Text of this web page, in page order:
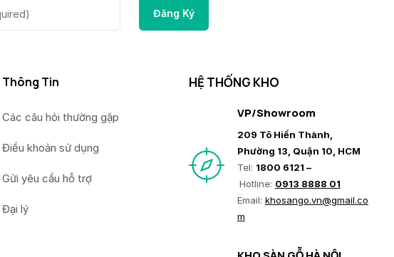
Thông Tin
Các câu hỏi thường gặp
Điều khoản sử dụng
Gửi yêu cầu hỗ trợ
Đại lý
HỆ THỐNG KHO
VP/Showroom
209 Tô Hiến Thành,
Phường 13, Quận 10, HCM
Tel: 1800 6121 –
Hotline: 0913 8888 01
Email: khosango.vn@gmail.co
m